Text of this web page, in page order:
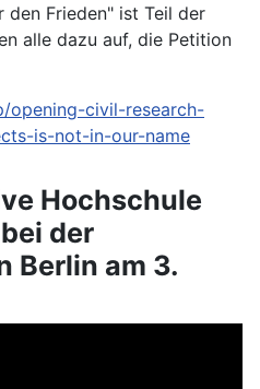
den Frieden" ist Teil der
alle dazu auf, die Petition
opening-civil-research-
is-not-in-our-name
Hochschule
der
Berlin am 3.